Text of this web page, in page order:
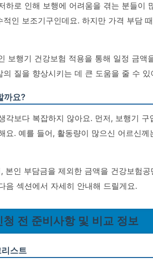
하로 인해 보행에 어려움을 겪는 분들이
인 보조기구인데요. 하지만 가격 부담
보행기 건강보험 적용을 통해 일정 금액
질을 향상시키는 데 큰 도움을 줄 수 있
까요?
각보다 복잡하지 않아요. 먼저, 보행기 구
요. 예를 들어, 활동량이 많으신 어르신
본인 부담금을 제외한 금액을 건강보험
음 섹션에서 자세히 안내해 드릴게요.
전 준비사항 및 비교 정보
스트